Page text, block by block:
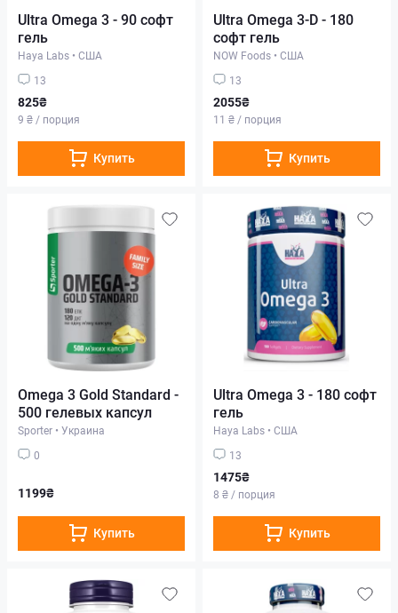
Ultra Omega 3 - 90 софт
гель
Haya Labs • США
13
825₴
9 ₴ / порция
Купить
Ultra Omega 3-D - 180
софт гель
NOW Foods • США
13
2055₴
11 ₴ / порция
Купить
Omega 3 Gold Standard -
500 гелевых капсул
Sporter • Украина
0
1199₴
Купить
Ultra Omega 3 - 180 софт
гель
Haya Labs • США
13
1475₴
8 ₴ / порция
Купить